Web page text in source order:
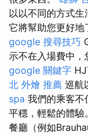
以以不同的方式生
它將幫助您更好
google 搜尋技巧
示不在入場費中，
google 關鍵字
北 外燴 推薦 巡航
spa 我們的乘客不
平穩，輕鬆的體驗
餐廳（例如